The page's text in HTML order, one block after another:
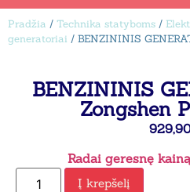
Pradžia / Technika statyboms /
generatoriai / BENZININIS
BENZININIS
Zongshen
Radai geresnę
Į krepšelį